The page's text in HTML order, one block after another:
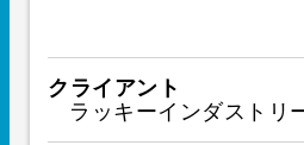
クライアント
ラッキーインダストリ